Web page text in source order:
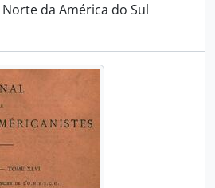
da América do Sul